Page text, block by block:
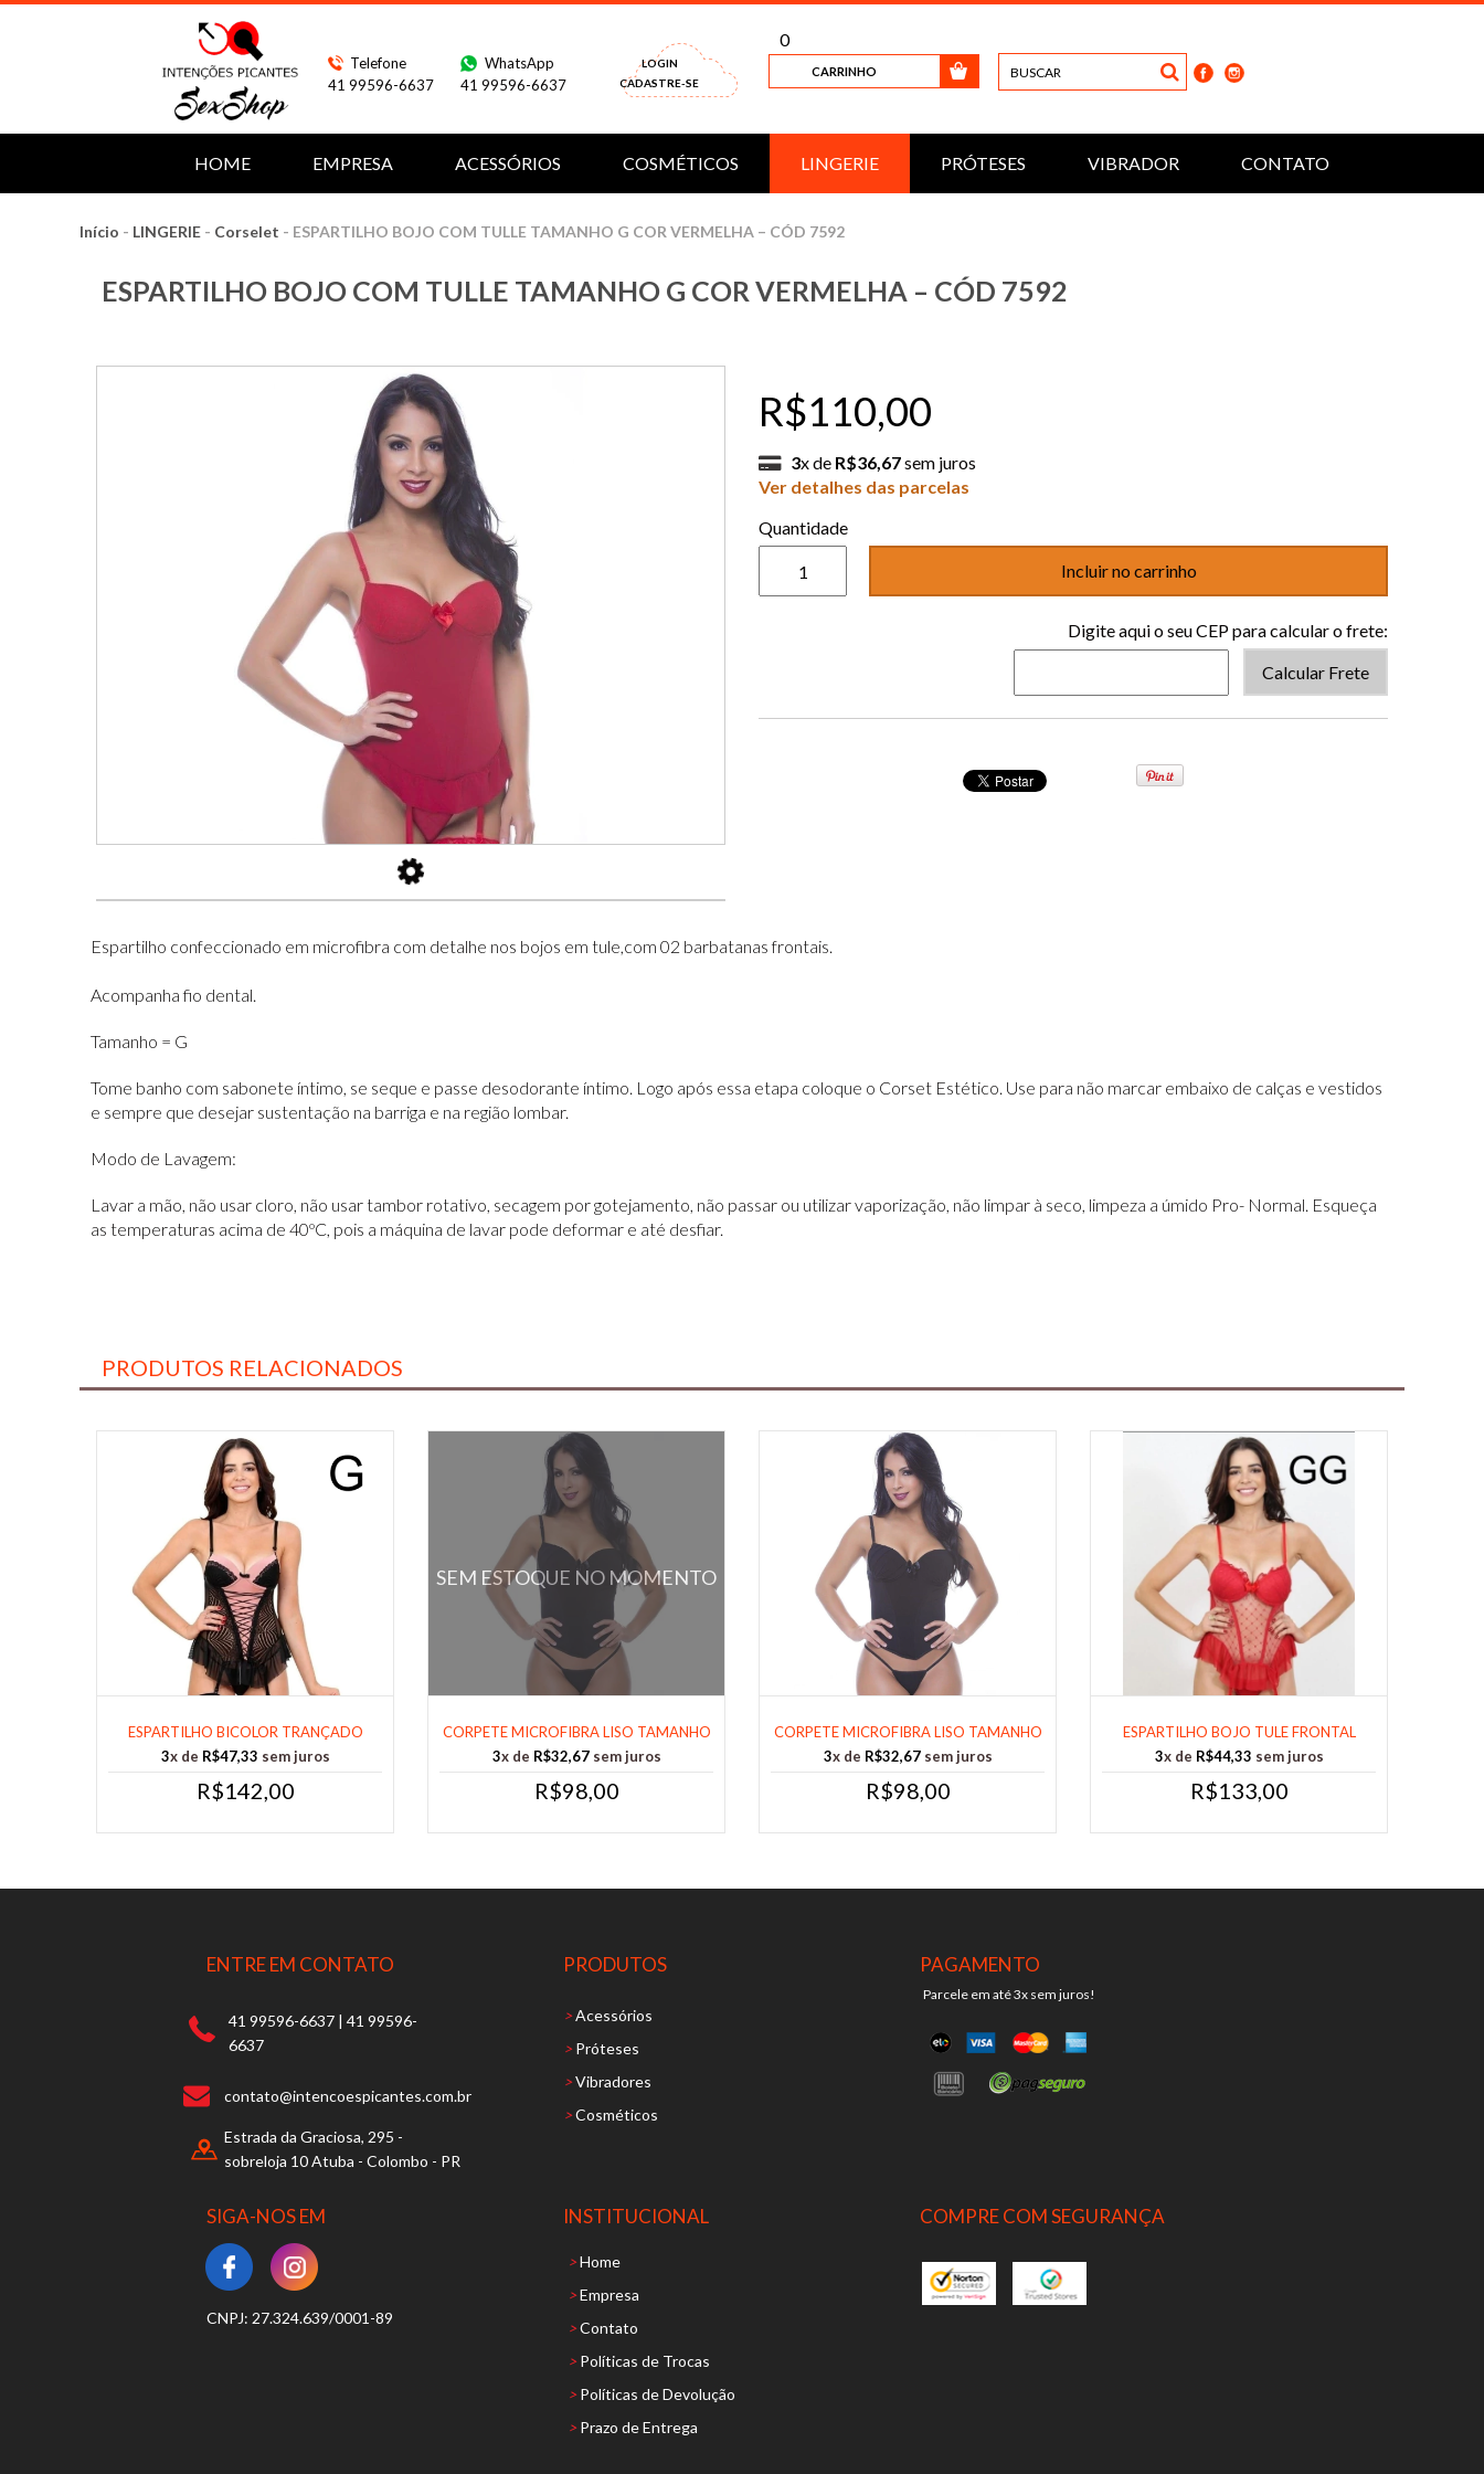
CADASTRE-SE
LOGIN
CARRINHO
0
Telefone
41 99596-6637
WhatsApp
41 99596-6637
HOME EMPRESA ACESSÓRIOS COSMÉTICOS LINGERIE PRÓTESES VIBRADOR CONTATO
Início - LINGERIE - Corselet - ESPARTILHO BOJO COM TULLE TAMANHO G COR VERMELHA – CÓD 7592
ESPARTILHO BOJO COM TULLE TAMANHO G COR VERMELHA – CÓD 7592
R$110,00
3x de R$36,67sem juros
Ver detalhes das parcelas
Quantidade
Digite aqui o seu CEP para calcular o frete:
Calcular Frete
Espartilho confeccionado em microfibra com detalhe nos bojos em tule,com 02 barbatanas frontais.
Acompanha fio dental.
Tamanho = G
Tome banho com sabonete íntimo, se seque e passe desodorante íntimo. Logo após essa etapa coloque o Corset Estético. Use para não marcar embaixo de calças e vestidos
e sempre que desejar sustentação na barriga e na região lombar.
Modo de Lavagem:
Lavar a mão, não usar cloro, não usar tambor rotativo, secagem por gotejamento, não passar ou utilizar vaporização, não limpar à seco, limpeza a úmido Pro- Normal. Esqueça
as temperaturas acima de 40ºC, pois a máquina de lavar pode deformar e até desfiar.
PRODUTOS RELACIONADOS
ESPARTILHO BICOLOR TRANÇADO
FRENTE TAMAN......
3x de R$47,33 sem juros
R$142,00
SEM ESTOQUE NO MOMENTO
CORPETE MICROFIBRA LISO TAMANHO
M COR PR......
3x de R$32,67sem juros
R$98,00
CORPETE MICROFIBRA LISO TAMANHO
G COR PR......
3x de R$32,67sem juros
R$98,00
ESPARTILHO BOJO TULE FRONTAL
TAMANHO GG......
3x de R$44,33 sem juros
R$133,00
ENTRE EM CONTATO
41 99596-6637 | 41 99596-
6637
contato@intencoespicantes.com.br
Estrada da Graciosa, 295 -
sobreloja 10 Atuba - Colombo - PR
PRODUTOS
>Acessórios
> Próteses
>Vibradores
>Cosméticos
PAGAMENTO
Parcele em até 3x sem juros!
SIGA-NOS EM
CNPJ: 27.324.639/0001-89
INSTITUCIONAL
>Home
>Empresa
>Contato
> Políticas de Trocas
> Políticas de Devolução
> Prazo de Entrega
COMPRE COM SEGURANÇA